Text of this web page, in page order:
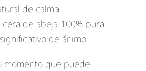
de calma
cera de abeja 100% pura
de ánimo
momento que puede